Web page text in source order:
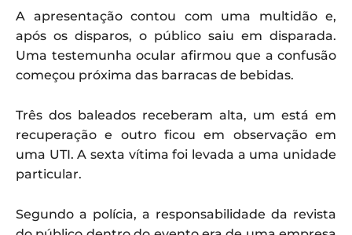
A apresentação contou com uma multidão e,
após os disparos, o público saiu em disparada.
Uma testemunha ocular afirmou que a confusão
começou próxima das barracas de bebidas.
Três dos baleados receberam alta, um está em
recuperação e outro ficou em observação em
uma UTI. A sexta vítima foi levada a uma unidade
particular.
Segundo a polícia, a responsabilidade da revista